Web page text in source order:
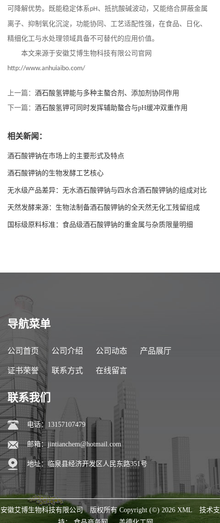
可降解优势。既能稳定体系pH、抵抗酸碱波动，又能络合屏蔽金属
离子、抑制氧化沉淀，功能协同、工艺适配性强，在食品、日化、
精细化工与水处理领域具备不可替代的应用价值。
本文来源于安徽艾博生物科技有限公司官网
http://www.anhuiaibo.com/
上一篇： 酒石酸氢钾能与多种主螯合剂、添加剂协同作用
下一篇： 酒石酸氢钾可同时发挥辅助螯合与pH缓冲双重作用
相关新闻：
酒石酸钾钠在市场上的主要形式及特点
酒石酸钾钠的生物发酵工艺核心
无水级产品差异：无水酒石酸钾钠与四水合酒石酸钾钠的组成对比
天然发酵来源：生物法制备酒石酸钾钠的全天然无化工残留组成
国标级原料标准：食品级酒石酸钾钠的重金属与杂质限量明细
导航菜单
公司首页 公司介绍 公司动态 产品展厅
证书荣誉 联系方式 在线留言
联系我们
电话：13157107479
邮箱： jintianchem@hotmail.com
地址：临泉县经济开发区人民东路351号
安徽艾博生物科技有限公司 版权所有 Copyright (©) 2026 XML
技术支